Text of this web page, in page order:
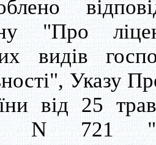
"Про
видів
Указу
від 25
N 721